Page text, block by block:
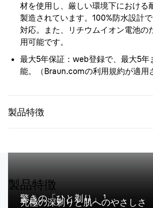
材を使用し、厳しい環境下における
製造されています。100%防水設計
対応。また、リチウムイオン電池の
用可能です。
最大5年保証 ：web登録で、最大5
能。（Braun.comの利用規約が適用
製品特徴
製品特徴
驚きの「ひと剃り」 ¹
究極の深剃りと肌へのやさしさ